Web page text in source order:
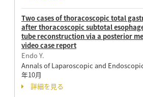
Two cases of thoracoscopic total
after thoracoscopic subtotal
tube reconstruction via a posterior
video case report
Endo Y.
Annals of Laparoscopic and
年10月
詳細を見る